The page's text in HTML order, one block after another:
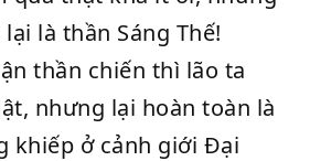
là thần Sáng Thế!
thần chiến thì lão ta
nhưng lại hoàn toàn là
khiếp ở cảnh giới Đại